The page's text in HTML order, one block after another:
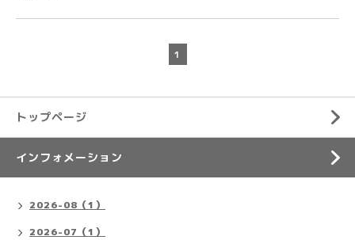
1
トップページ
インフォメーション
2026-08（1）
2026-07（1）